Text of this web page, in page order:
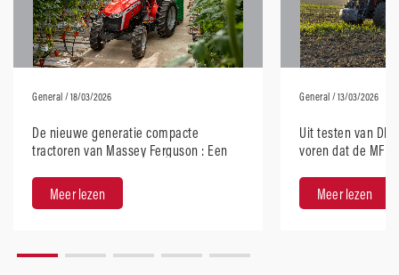
General / 18/03/2026
De nieuwe generatie compacte
tractoren van Massey Ferguson : Een
prestaties
Meer lezen
General / 13/03/2026
Uit testen van
voren dat de MF
Meer lezen